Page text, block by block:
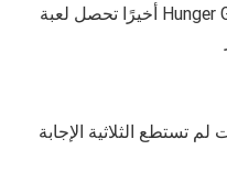
أخيرًا تحصل لعبة Hunger Games Prequel على تاريخ إصدار
تستطع الثلاثية الإجابة